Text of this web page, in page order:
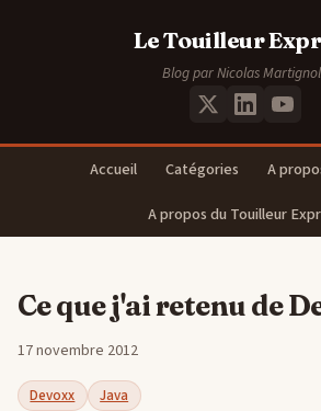
Le Touilleur
Blog par Nicolas
Accueil Catégories
A
A propos du Touilleur
Ce que j'ai retenu de
17 novembre 2012
Devoxx Java